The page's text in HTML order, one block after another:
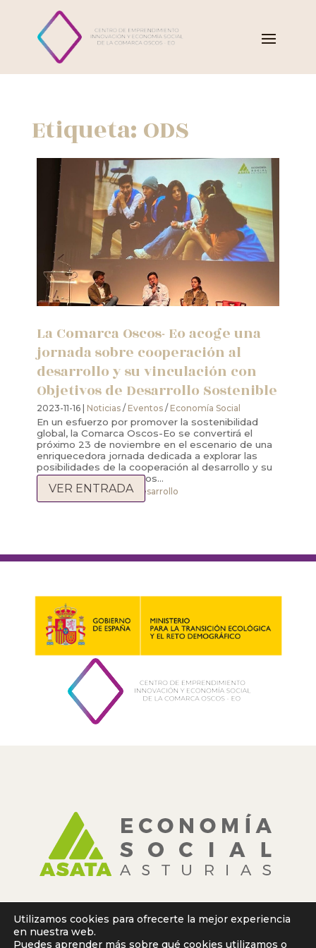
Etiqueta: ODS
La Comarca Oscos- Eo acoge una
jornada sobre cooperación al
desarrollo y su vinculación con
Objetivos de Desarrollo Sostenible
2023-11-16 | Noticias/ Eventos/ Economía Social
En un esfuerzo por promover la sostenibilidad
global, la Comarca Oscos-Eo se convertirá el
próximo 23 de noviembre en el escenario de una
enriquecedora jornada dedicada a explorar las
posibilidades de la cooperación al desarrollo y su
estrecha relación con los...
ODS,Cooperación la desarrollo
VER ENTRADA
Utilizamos cookies para ofrecerte la mejor experiencia
en nuestra web.
Puedes aprender más sobre qué cookies utilizamos o